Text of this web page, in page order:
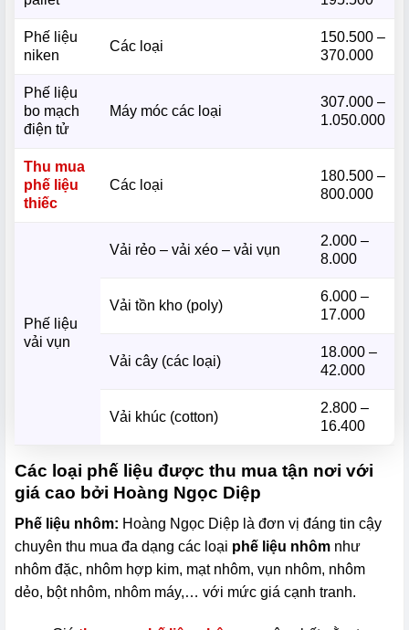
Phế liệu
niken
Các loại
150.500 –
370.000
Phế liệu
bo mạch
điện tử
Máy móc các loại
307.000 –
1.050.000
Thu mua
phế liệu
thiếc
Các loại
180.500 –
800.000
Phế liệu
vải vụn
Vải rẻo – vải xéo – vải vụn
2.000 –
8.000
Vải tồn kho (poly)
6.000 –
17.000
Vải cây (các loại)
18.000 –
42.000
Vải khúc (cotton)
2.800 –
16.400
Các loại phế liệu được thu mua tận nơi với
giá cao bởi Hoàng Ngọc Diệp
Phế liệu nhôm: Hoàng Ngọc Diệp là đơn vị đáng tin cậy
chuyên thu mua đa dạng các loại phế liệu nhômnhư
nhôm đặc, nhôm hợp kim, mạt nhôm, vụn nhôm, nhôm
dẻo, bột nhôm, nhôm máy,… với mức giá cạnh tranh.